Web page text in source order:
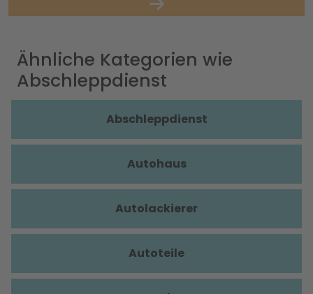
Ähnliche Kategorien wie
Abschleppdienst
Abschleppdienst
Autohaus
Autolackierer
Autoteile